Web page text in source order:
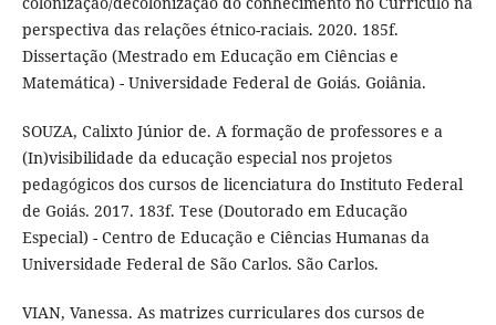
perspectiva das relações étnico-raciais. 2020. 185f.
Dissertação (Mestrado em Educação em Ciências e
Matemática) - Universidade Federal de Goiás. Goiânia.
SOUZA, Calixto Júnior de. A formação de professores e a
(In)visibilidade da educação especial nos projetos
pedagógicos dos cursos de licenciatura do Instituto Federal
de Goiás. 2017. 183f. Tese (Doutorado em Educação
Especial) - Centro de Educação e Ciências Humanas da
Universidade Federal de São Carlos. São Carlos.
VIAN, Vanessa. As matrizes curriculares dos cursos de